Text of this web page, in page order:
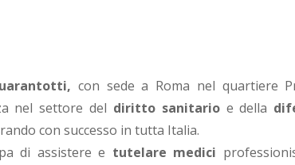
con sede a Roma nel quartiere
nel settore del diritto sanitarioe della
con successo in tutta Italia.
di assistere e tutelare medici